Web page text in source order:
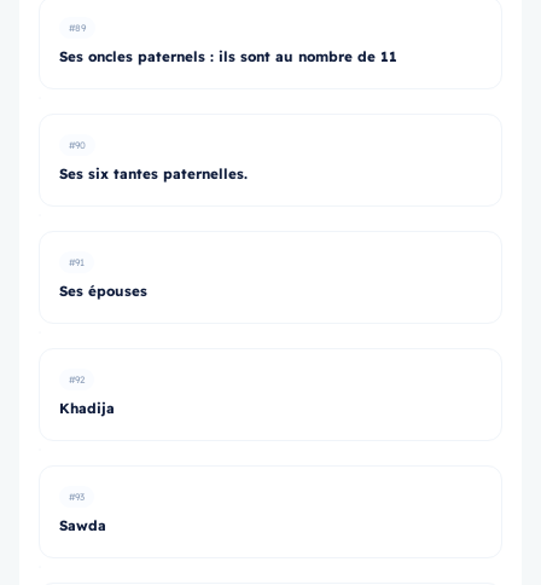
#89
Ses oncles paternels : ils sont au nombre de 11
#90
Ses six tantes paternelles.
#91
Ses épouses
#92
Khadija
#93
Sawda